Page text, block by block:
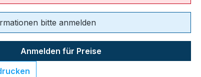
bitte anmelden
Anmelden für Preise